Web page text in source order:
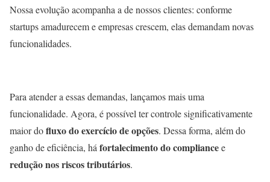
Nossa evolução acompanha a de nossos clientes: conforme
startups amadurecem e empresas crescem, elas demandam novas
funcionalidades.
Para atender a essas demandas, lançamos mais uma
funcionalidade. Agora, é possível ter controle significativamente
maior dofluxo do exercício de opções. Dessa forma, além do
ganho de eficiência, há fortalecimento do compliancee
redução nos riscos tributários.